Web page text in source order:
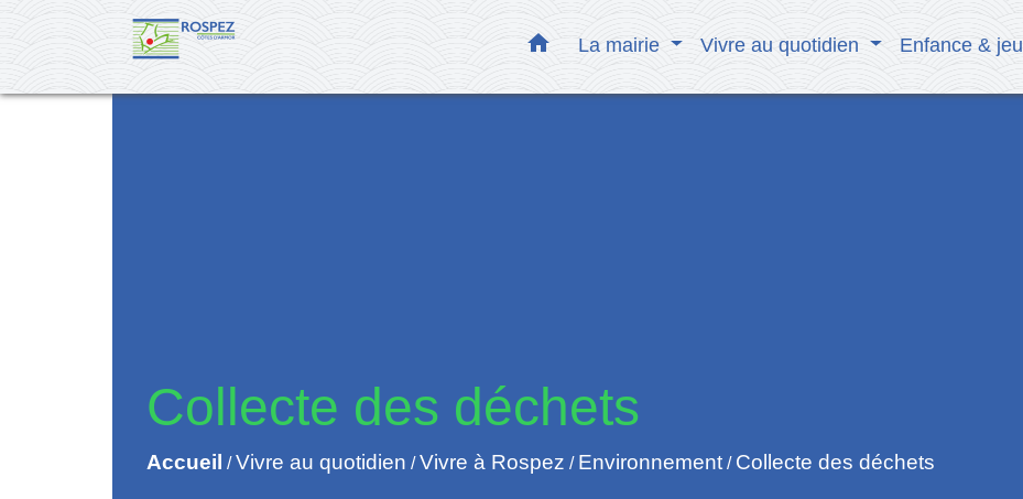
home La mairie Vivre au quotidien Enfance &
Collecte des déchets
Accueil /Vivre au quotidien /Vivre à Rospez / Environnement / Collecte des déchets